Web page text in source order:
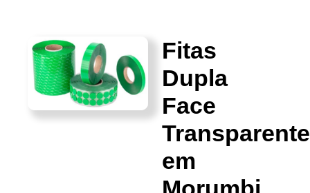
Fitas
Dupla
Face
em